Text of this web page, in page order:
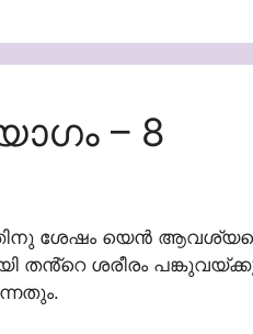
– 8
ശേഷം യെൻ
തൻ്റെ ശരീരം